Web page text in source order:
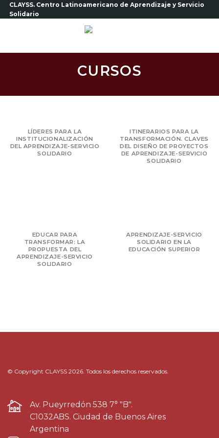
Saltar
al
CLAYSS. Centro Latinoamericano de Aprendizaje y Servicio
Solidario
CURSOS
LÍDERES PARA LA
INSTITUCIONALIZACIÓN
DEL APRENDIZAJE-SERVICIO
SOLIDARIO
ITINERARIOS PARA LA
TRANSFORMACIÓN. CLAVES
DEL DISEÑO DE PROYECTOS
DE APRENDIZAJE-SERVICIO
SOLIDARIO
EDUCAR PARA
TRANSFORMAR: LA
PROPUESTA DEL
APRENDIZAJE-SERVICIO
SOLIDARIO
APRENDIZAJE-SERVICIO
SOLIDARIO EN LA
EDUCACIÓN SUPERIOR
© Copyright CLAYSS 2026. Todos los derechos reservados.
Av. Pueyrredón 538 7° "B".
C1032ABS. Ciudad de Buenos Aires
Argentina